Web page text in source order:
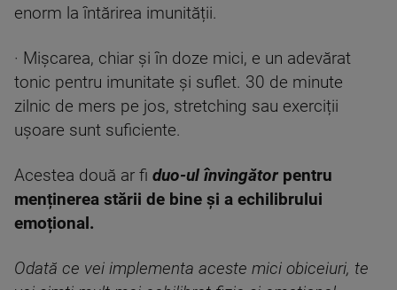
enorm la întărirea imunității.
· Mișcarea, chiar și în doze mici, e un adevărat
tonic pentru imunitate și suflet. 30 de minute
zilnic de mers pe jos, stretching sau exerciții
ușoare sunt suficiente.
Acestea două ar fi duo-ul învingător pentru
menținerea stării de bine și a echilibrului
emoțional.
Odată ce vei implementa aceste mici obiceiuri, te